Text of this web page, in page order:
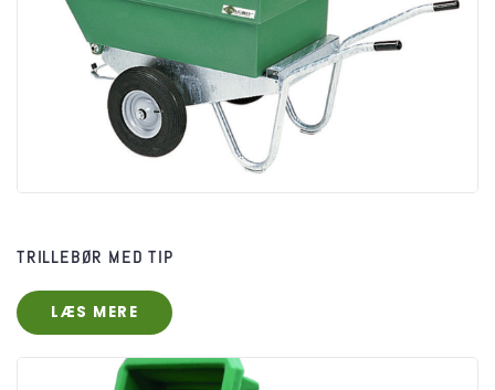
TRILLEBØR MED TIP
LÆS MERE